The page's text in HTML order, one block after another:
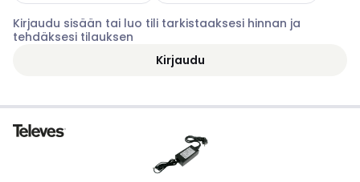
Kirjaudu sisään tai luo tili tarkistaaksesi hinnan ja
tehdäksesi tilauksen
Kirjaudu